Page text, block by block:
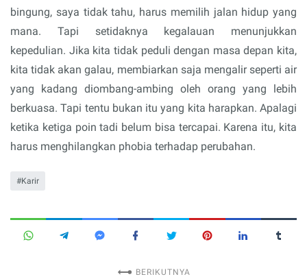
bingung, saya tidak tahu, harus memilih jalan hidup yang
mana. Tapi setidaknya kegalauan menunjukkan
kepedulian. Jika kita tidak peduli dengan masa depan kita,
kita tidak akan galau, membiarkan saja mengalir seperti air
yang kadang diombang-ambing oleh orang yang lebih
berkuasa. Tapi tentu bukan itu yang kita harapkan. Apalagi
ketika ketiga poin tadi belum bisa tercapai. Karena itu, kita
harus menghilangkan phobia terhadap perubahan.
Karir
BERIKUTNYA